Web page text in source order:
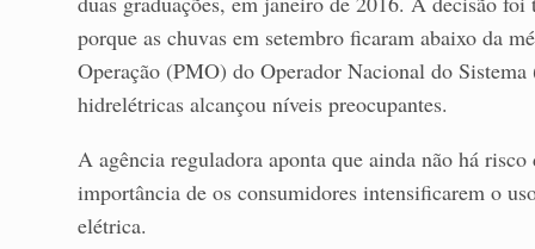
porque as chuvas em setembro ficaram abaixo da
Operação (PMO) do Operador Nacional do
hidrelétricas alcançou níveis preocupantes.
A agência reguladora aponta que ainda não há
importância de os consumidores intensificarem o
elétrica.